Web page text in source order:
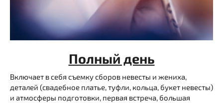
Полный день
Включает в себя съемку сборов невесты и жениха,
деталей (свадебное платье, туфли, кольца, букет невесты)
и атмосферы подготовки, первая встреча, большая